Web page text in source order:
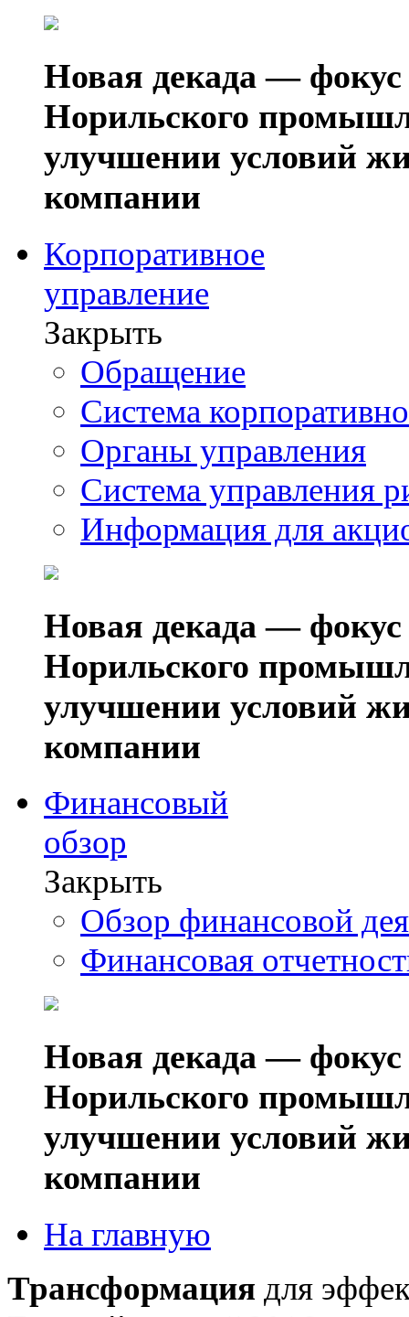
Новая декада — фокус
Норильского
улучшении условий
компании
Корпоративное
управление
Закрыть
Обращение
Система
Органы управления
Система управления
Информация для
Новая декада — фокус
Норильского
улучшении условий
компании
Финансовый
обзор
Закрыть
Обзор финансовой
Финансовая
Новая декада — фокус
Норильского
улучшении условий
компании
На главную
Трансформация для